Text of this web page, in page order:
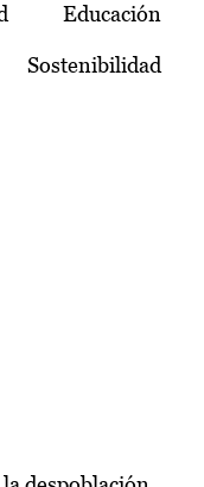
Educación
Sostenibilidad